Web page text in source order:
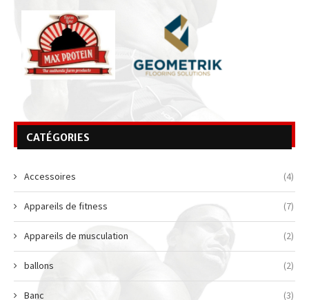
CATÉGORIES
Accessoires (4)
Appareils de fitness (7)
Appareils de musculation (2)
ballons (2)
Banc (3)